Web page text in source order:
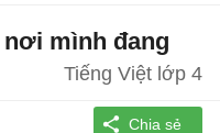
mình đang
Tiếng Việt lớp 4